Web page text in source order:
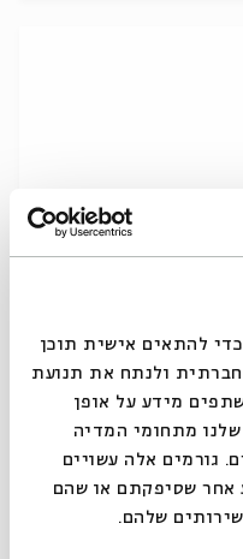
אנחנו משתמשים בקובצי Cookie כדי להתאים אישית תוכן
ולנתח את תנועת
מידע על אופן
מתחומי המדיה
גורמים אלה עשויים
אחר שסיפקתם או שהם
שלהם.
Three
עם: Prof. Isaiah
מתוך:Tales of the
zoom